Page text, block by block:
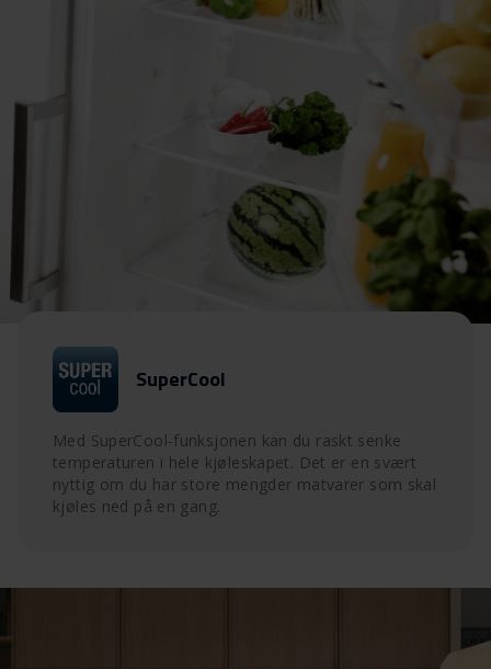
SuperCool
Med SuperCool-funksjonen kan du raskt senke
temperaturen i hele kjøleskapet. Det er en svært
nyttig om du har store mengder matvarer som skal
kjøles ned på en gang.